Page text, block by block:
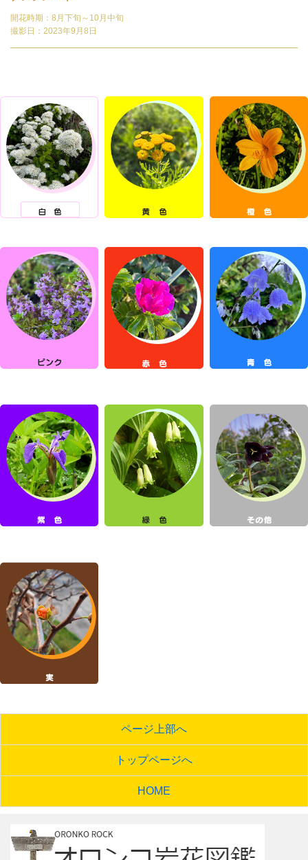
開花時期：8月下旬～10月中旬
撮影日：2023年9月8日
ページ上部へ
トップページへ
HOME